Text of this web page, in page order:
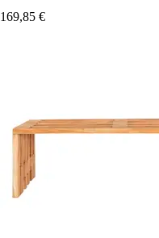
169,85 €